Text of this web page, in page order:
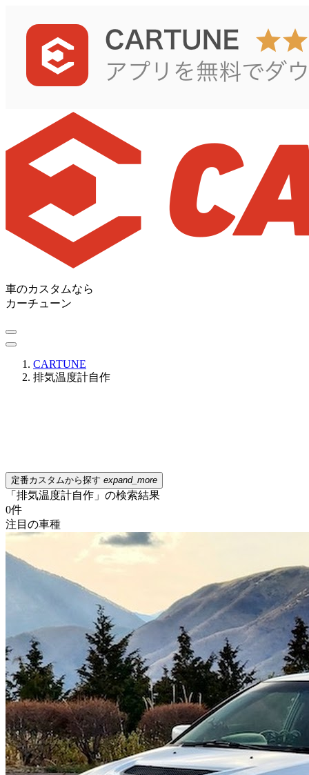
車のカスタムなら
カーチューン
CARTUNE
排気温度計自作
定番カスタムから探す expand_more
「排気温度計自作」の検索結果
0件
注目の車種